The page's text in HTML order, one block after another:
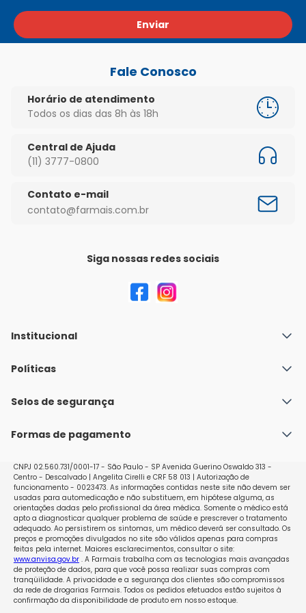
Enviar
Fale Conosco
Horário de atendimento
Todos os dias das 8h às 18h
Central de Ajuda
(11) 3777-0800
Contato e-mail
contato@farmais.com.br
Siga nossas redes sociais
Institucional
Quem Somos
Nossas lojas
Políticas
Política de Envio
Políticas de Trocas e Devoluções
Selos de segurança
Formas de pagamento
CNPJ 02.560.731/0001-17 - São Paulo - SP Avenida Guerino Oswaldo 313 -
Centro - Descalvado | Angelita Cirelli e CRF 58 013 | Autorização de
funcionamento - 0023473. As informações contidas neste site não devem ser
usadas para automedicação e não substituem, em hipótese alguma, as
orientações dadas pelo profissional da área médica. Somente o médico está
apto a diagnosticar qualquer problema de saúde e prescrever o tratamento
adequado. Ao persistirem os sintomas, um médico deverá ser consultado. Os
preços e promoções divulgados no site são válidos apenas para compras
feitas pela internet. Maiores esclarecimentos, consultar o site:
www.anvisa.gov.br. A Farmais trabalha com as tecnologias mais avançadas
de proteção de dados, para que você possa realizar suas compras com
tranqüilidade. A privacidade e a segurança dos clientes são compromissos
da rede de drogarias Farmais. Todos os pedidos efetuados estão sujeitos à
confirmação da disponibilidade de produto em nosso estoque.